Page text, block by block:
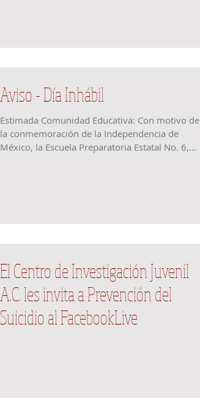
Aviso - Día Inhábil
Estimada Comunidad Educativa: Con motivo de
la conmemoración de la Independencia de
México, la Escuela Preparatoria Estatal No. 6,...
El Centro de Investigación Juvenil
A.C. les invita a Prevención del
Suicidio al FacebookLive